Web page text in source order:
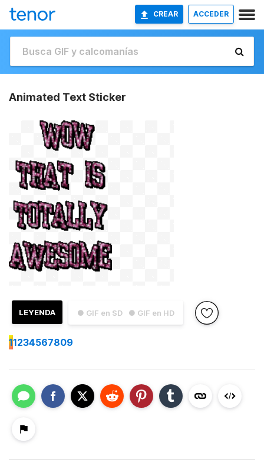
CREAR ACCEDER
Animated Text Sticker
● GIF en SD ● GIF en HD
LEYENDA
11234567809